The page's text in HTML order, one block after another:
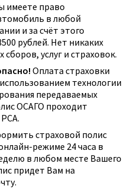
имеете право
в любой
и за счёт этого
рублей. Нет никаких
услуг и страховок.
Оплата страховки
технологии
передаваемых
ОСАГО проходит
страховой полис
режиме 24 часа в
в любом месте Вашего
придет Вам на